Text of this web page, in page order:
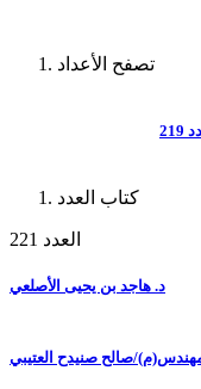
تصفح الأعداد
كتاب العدد
العدد 221
د. هاجد بن يحيى الأصلعي
صالح صنيدح العتيبي